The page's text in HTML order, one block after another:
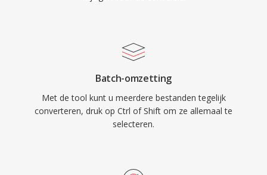
Batch-omzetting
Met de tool kunt u meerdere bestanden tegelijk
converteren, druk op Ctrl of Shift om ze allemaal te
selecteren.